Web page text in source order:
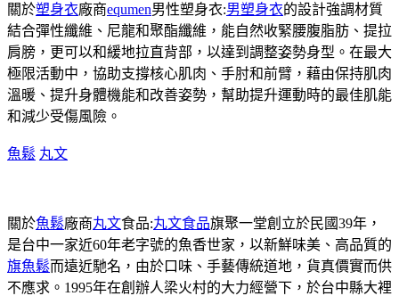
關於塑身衣廠商equmen男性塑身衣:男塑身衣的設計強調材質
結合彈性纖維、尼龍和聚酯纖維，能自然收緊腰腹脂肪、提拉
肩膀，更可以和緩地拉直背部，以達到調整姿勢身型。在最大
極限活動中，協助支撐核心肌肉、手肘和前臂，藉由保持肌肉
溫暖、提升身體機能和改善姿勢，幫助提升運動時的最佳肌能
和減少受傷風險。
魚鬆 丸文
關於魚鬆廠商丸文食品:丸文食品旗聚一堂創立於民國39年，
是台中一家近60年老字號的魚香世家，以新鮮味美、高品質的
旗魚鬆而遠近馳名，由於口味、手藝傳統道地，貨真價實而供
不應求。1995年在創辦人梁火村的大力經營下，於台中縣大裡